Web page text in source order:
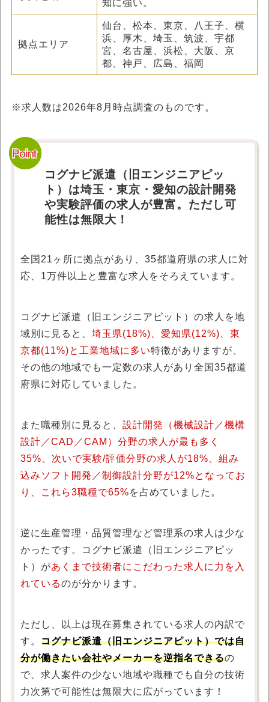
知に強い。
拠点エリア
仙台、松本、東京、八王子、横
浜、厚木、埼玉、筑波、宇都
宮、名古屋、浜松、大阪、京
都、神戸、広島、福岡
※求人数は2026年8月 時点調査のものです。
コグナビ派遣（旧エンジニアピッ
ト）は埼玉・東京・愛知の設計開発
や実験評価の求人が豊富。ただし可
能性は無限大！
全国21ヶ所に拠点があり、35都道府県の求人に対
応、1万件以上と豊富な求人をそろえています。
コグナビ派遣（旧エンジニアピット）の求人を地
域別に見ると、 埼玉県(18%)、愛知県(12%)、東
京都(11%)と工業地域に多い特徴がありますが、
その他の地域でも一定数の求人があり全国35都道
府県に対応していました。
また職種別に見ると、 設計開発（機械設計／機構
設計／CAD／CAM）分野の求人が最も多く
35%、次いで実験/評価分野の求人が18%、組み
込みソフト開発／制御設計分野が12%となってお
り、これら3職種で65%を占めていました。
逆に生産管理・品質管理など管理系の求人は少な
かったです。コグナビ派遣（旧エンジニアピッ
ト）があくまで技術者にこだわった求人に力を入
れているのが分かります。
ただし、以上は現在募集されている求人の内訳で
す。 コグナビ派遣（旧エンジニアピット）では自
分が働きたい会社やメーカーを逆指名できるの
で、求人案件の少ない地域や職種でも自分の技術
力次第で可能性は無限大に広がっています！